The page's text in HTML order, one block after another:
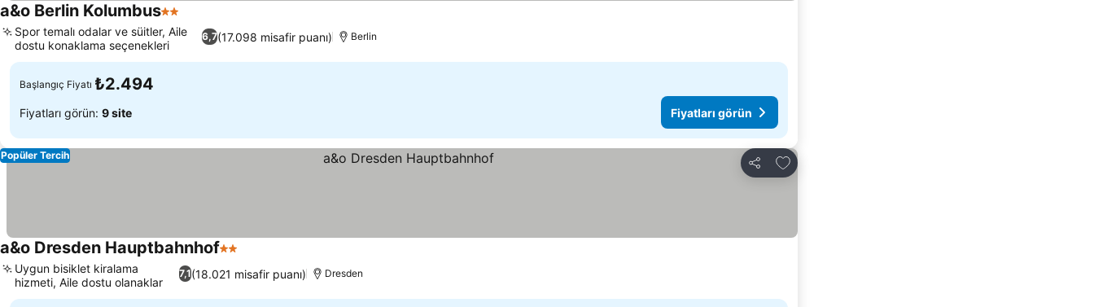
a&o Berlin Kolumbus2 Yıldız
6,7(17.098 misafir puanı)
Spor temalı odalar ve süitler, Aile
dostu konaklama seçenekleri
Berlin
Başlangıç Fiyatı ₺2.494
Fiyatları görün: 9 site Fiyatları görün
Paylaş
Favorilerime ekle
Popüler Tercih
a&o Dresden Hauptbahnhof2 Yıldız
7,1(18.021 misafir puanı)
Uygun bisiklet kiralama
hizmeti, Aile dostu olanaklar
Dresden